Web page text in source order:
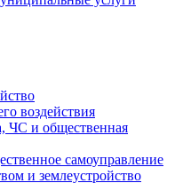
воздействия
ЧС и общественная
самоуправление
и землеустройство